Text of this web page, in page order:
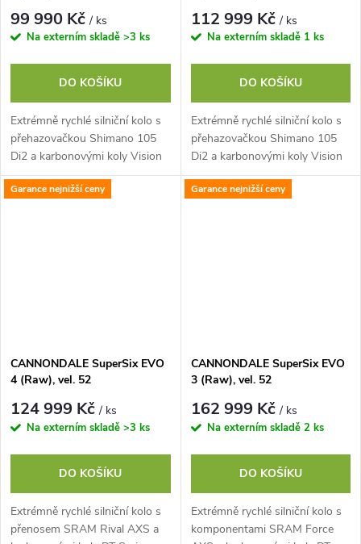
99 990 Kč/ ks
Na externím skladě >3 ks
DO KOŠÍKU
Extrémně rychlé silniční kolo s
přehazovačkou Shimano 105
Di2 a karbonovými koly Vision
SC45
112 999 Kč/ ks
Na externím skladě 1 ks
DO KOŠÍKU
Extrémně rychlé silniční kolo s
přehazovačkou Shimano 105
Di2 a karbonovými koly Vision
SC45
Garance nejnižší ceny
CANNONDALE SuperSix EVO
4 (Raw), vel. 52
124 999 Kč/ ks
Na externím skladě >3 ks
DO KOŠÍKU
Extrémně rychlé silniční kolo s
přenosem SRAM Rival AXS a
Garance nejnižší ceny
CANNONDALE SuperSix EVO
3 (Raw), vel. 52
162 999 Kč/ ks
Na externím skladě 2 ks
DO KOŠÍKU
Extrémně rychlé silniční kolo s
komponentami SRAM Force